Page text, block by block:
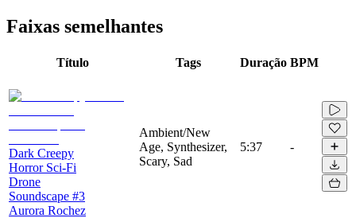
Faixas semelhantes
Título Tags Duração BPM
Dark Creepy
Horror Sci-Fi
Drone
Soundscape #3
Aurora Rochez
Ambient/New
Age, Synthesizer,
Scary, Sad
5:37 -